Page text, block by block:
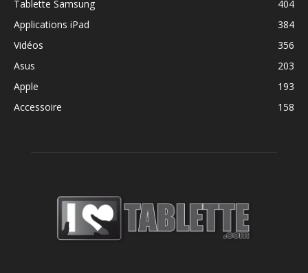
Tablette Samsung
404
Applications iPad
384
Vidéos
356
Asus
203
Apple
193
Accessoire
158